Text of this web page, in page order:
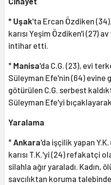
* Uşak'ta Ercan Özdiken
karısı Yeşim Özdiken'i (27)
intihar etti.
* Manisa'da C.G. (23), evi
Süleyman Efe'nin (64) evine
götürülen C.G. serbest
Süleyman Efe'yi
Yaralama
*Ankara'da işçilik yapan
karısı T.K.'yi (24) refakatçi
silahla ağır yaraladı. Kadın,
savcılıktan koruma